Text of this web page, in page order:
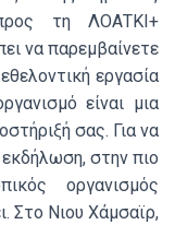
τη ΛΟΑΤΚΙ+
να παρεμβαίνετε
εργασία
είναι μια
σας. Για να
στην πιο
οργανισμός
Στο Νιου Χάμσαϊρ,